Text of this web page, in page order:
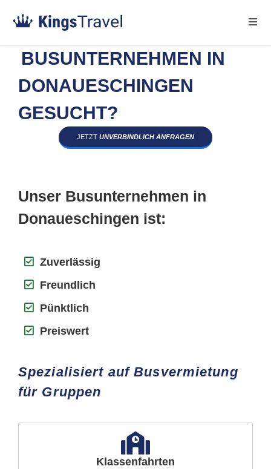
BUSUNTERNEHMEN IN
DONAUESCHINGEN
GESUCHT?
JETZT UNVERBINDLICH ANFRAGEN
Unser Busunternehmen in
Donaueschingen ist:
Zuverlässig
Freundlich
Pünktlich
Preiswert
Spezialisiert auf Busvermietung
für Gruppen
Klassenfahrten